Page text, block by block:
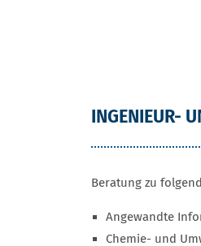
FB
INGENIEUR-
Beratung zu
Angewandte
Chemie- und